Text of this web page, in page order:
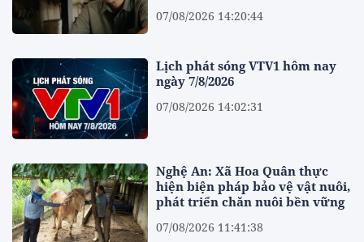
07/08/2026 14:20:44
Lịch phát sóng VTV1 hôm nay
ngày 7/8/2026
07/08/2026 14:02:31
Nghệ An: Xã Hoa Quân thực
hiện biện pháp bảo vệ vật nuôi,
phát triển chăn nuôi bền vững
07/08/2026 11:41:38